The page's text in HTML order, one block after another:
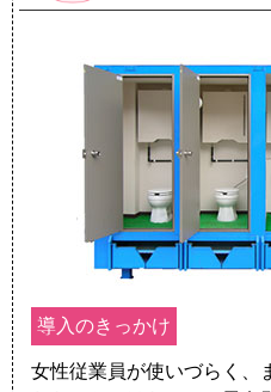
導入のきっかけ
女性従業員が使いづらく、